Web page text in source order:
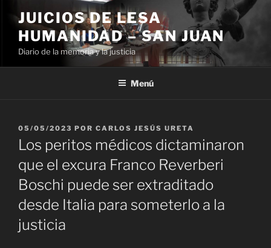
contenido
JUICIOS DE LESA
HUMANIDAD – SAN JUAN
Diario de la memoria y la justicia
Menú
PUBLICADO
EL
05/05/2023 POR CARLOS JESÚS URETA
Los peritos médicos dictaminaron
que el excura Franco Reverberi
Boschi puede ser extraditado
desde Italia para someterlo a la
justicia